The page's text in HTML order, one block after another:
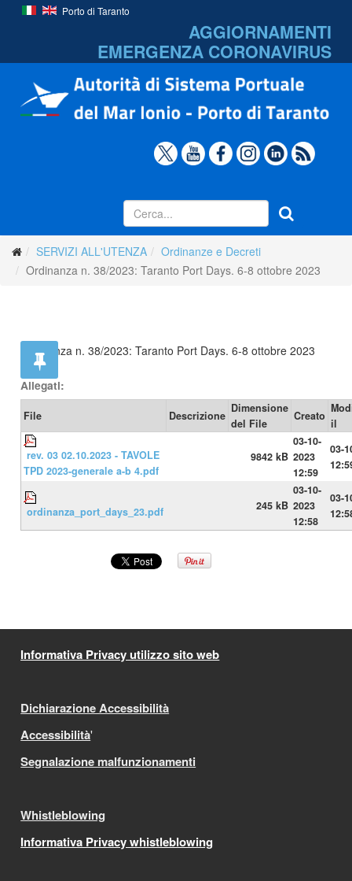
Porto di Taranto
AGGIORNAMENTI
EMERGENZA CORONAVIRUS
SERVIZI ALL'UTENZA
Ordinanze e Decreti
Ordinanza n. 38/2023: Taranto Port Days. 6-8 ottobre 2023
Ordinanza n. 38/2023: Taranto Port Days. 6-8 ottobre 2023
Allegati:
File Descrizione
Dimensione
del File
Creato
il
rev. 03 02.10.2023 - TAVOLE
TPD 2023-generale a-b 4.pdf
9842 kB
03-10-
2023
12:59
03-
ordinanza_port_days_23.pdf 245 kB
03-10-
2023
12:58
03-
Informativa Privacy utilizzo sito web
Dichiarazione Accessibilità
Accessibilità'
Segnalazione malfunzionamenti
Whistleblowing
Informativa Privacy whistleblowing